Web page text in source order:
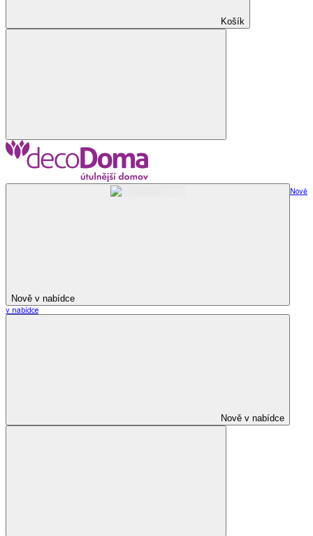
Košík
Nově v nabídce
Nově
v nabídce
Nově v nabídce